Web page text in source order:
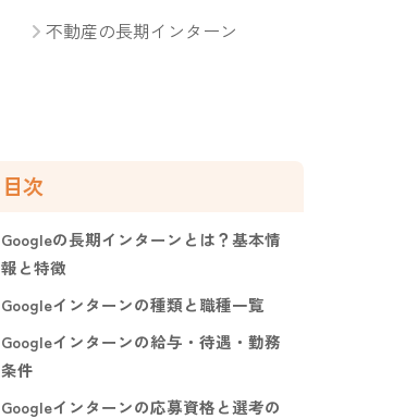
不動産の長期インターン
目次
Googleの長期インターンとは？基本情
報と特徴
Googleインターンの種類と職種一覧
Googleインターンの給与・待遇・勤務
条件
Googleインターンの応募資格と選考の